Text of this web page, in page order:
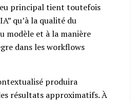
principal tient toutefois
qu’à la qualité du
modèle et à la manière
dans les workflows
produira
résultats approximatifs. À